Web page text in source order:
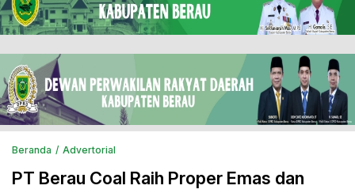
Beranda Advertorial
PT Berau Coal Raih Proper Emas dan